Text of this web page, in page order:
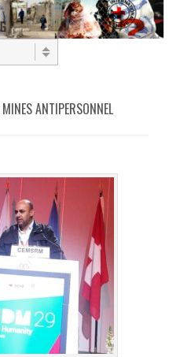
MINES ANTIPERSONNEL